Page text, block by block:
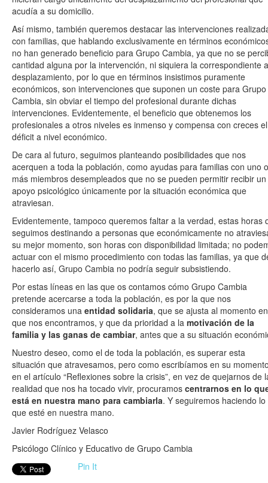
acudía a su domicilio.
Así mismo, también queremos destacar las intervenciones
con familias, que hablando exclusivamente en términos
no han generado beneficio para Grupo Cambia, ya que no se
cantidad alguna por la intervención, ni siquiera la correspondiente
desplazamiento, por lo que en términos insistimos puramente
económicos, son intervenciones que suponen un coste para Grupo
Cambia, sin obviar el tiempo del profesional durante dichas
intervenciones. Evidentemente, el beneficio que obtenemos los
profesionales a otros niveles es inmenso y compensa con creces el
déficit a nivel económico.
De cara al futuro, seguimos planteando posibilidades que nos
acerquen a toda la población, como ayudas para familias con uno o
más miembros desempleados que no se pueden permitir recibir un
apoyo psicológico únicamente por la situación económica que
atraviesan.
Evidentemente, tampoco queremos faltar a la verdad, estas horas
seguimos destinando a personas que económicamente no
su mejor momento, son horas con disponibilidad limitada; no
actuar con el mismo procedimiento con todas las familias, ya que
hacerlo así, Grupo Cambia no podría seguir subsistiendo.
Por estas líneas en las que os contamos cómo Grupo Cambia
pretende acercarse a toda la población, es por la que nos
consideramos una entidad solidaria, que se ajusta al momento
que nos encontramos, y que da prioridad a la motivación de la
familia y las ganas de cambiar, antes que a su situación
Nuestro deseo, como el de toda la población, es superar esta
situación que atravesamos, pero como escribíamos en su
en el artículo “Reflexiones sobre la crisis”, en vez de quejarnos de
realidad que nos ha tocado vivir, procuramos centrarnos en lo
está en nuestra mano para cambiarla. Y seguiremos haciendo lo
que esté en nuestra mano.
Javier Rodríguez Velasco
Psicólogo Clínico y Educativo de Grupo Cambia
Pin It